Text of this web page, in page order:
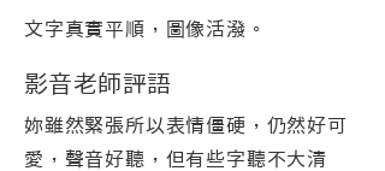
文字真實平順，圖像活潑。
影音老師評語
妳雖然緊張所以表情僵硬，仍然好可
愛，聲音好聽，但有些字聽不大清